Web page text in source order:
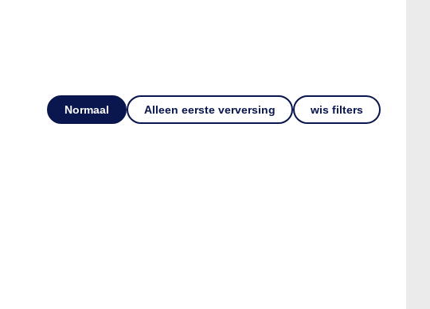
Normaal Alleen eerste verversing wis filters